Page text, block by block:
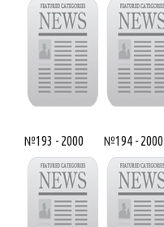
№193 - 2000 №194 - 2000